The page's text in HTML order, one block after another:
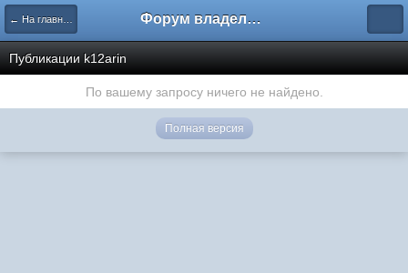
← На главную Форум владельцев интернет-магазинов
Публикации k12arin
По вашему запросу ничего не найдено.
Полная версия